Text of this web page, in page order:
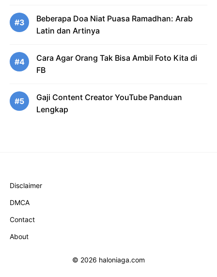
#3
Beberapa Doa Niat Puasa Ramadhan: Arab
Latin dan Artinya
#4
Cara Agar Orang Tak Bisa Ambil Foto Kita di
FB
#5
Gaji Content Creator YouTube Panduan
Lengkap
Disclaimer
DMCA
Contact
About
© 2026 haloniaga.com